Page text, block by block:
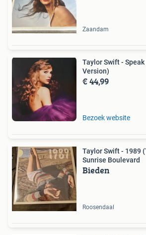
Zaandam
Taylor Swift -
Version)
€ 44,99
Bezoek website
Taylor Swift - 1989
Sunrise Boulevard
Bieden
Roosendaal